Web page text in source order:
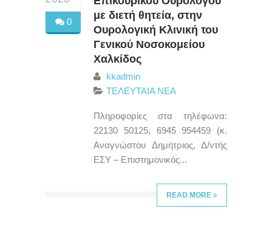
0
με διετή θητεία, στην
Ουρολογική Κλινική του
Γενικού Νοσοκομείου
Χαλκίδος
kkadmin
ΤΕΛΕΥΤΑΙΑ ΝΕΑ
Πληροφορίες στα τηλέφωνα:
22130 50125, 6945 954459 (κ.
Αναγνώστου Δημήτριος, Δ/ντής
ΕΣΥ – Επιστημονικός...
READ MORE